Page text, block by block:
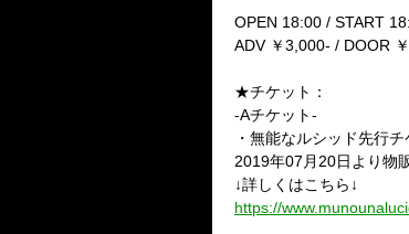
OPEN 18:00 / START
ADV ￥3,000- / DOOR
★チケット：
-Aチケット-
・無能なルシッド先行
2019年07月20日より物
↓詳しくはこちら↓
https://